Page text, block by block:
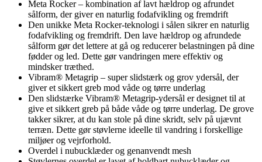
Meta Rocker – kombination af lavt hældrop og afrundet
sålform, der giver en naturlig fodafvikling og fremdrift
Den unikke Meta Rocker-teknologi i sålen sikrer en naturlig
fodafvikling og fremdrift. Den lave hældrop og afrundede
sålform gør det lettere at gå og reducerer belastningen på dine
fødder og led. Dette gør vandringen mere effektiv og
mindsker træthed.
Vibram® Metagrip – super slidstærk og grov ydersål, der
giver et sikkert greb mod våde og tørre underlag
Den slidstærke Vibram® Metagrip-ydersål er designet til at
give et sikkert greb på både våde og tørre underlag. De grove
takker sikrer, at du kan stole på dine skridt, selv på ujævnt
terræn. Dette gør støvlerne ideelle til vandring i forskellige
miljøer og vejrforhold.
Overdel i nubucklæder og genanvendt mesh